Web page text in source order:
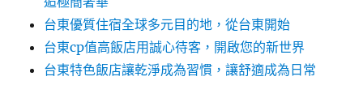
台東優質住宿全球多元目的地，從台東開始
台東cp值高飯店用誠心待客，開啟您的新世界
台東特色飯店讓乾淨成為習慣，讓舒適成為日常